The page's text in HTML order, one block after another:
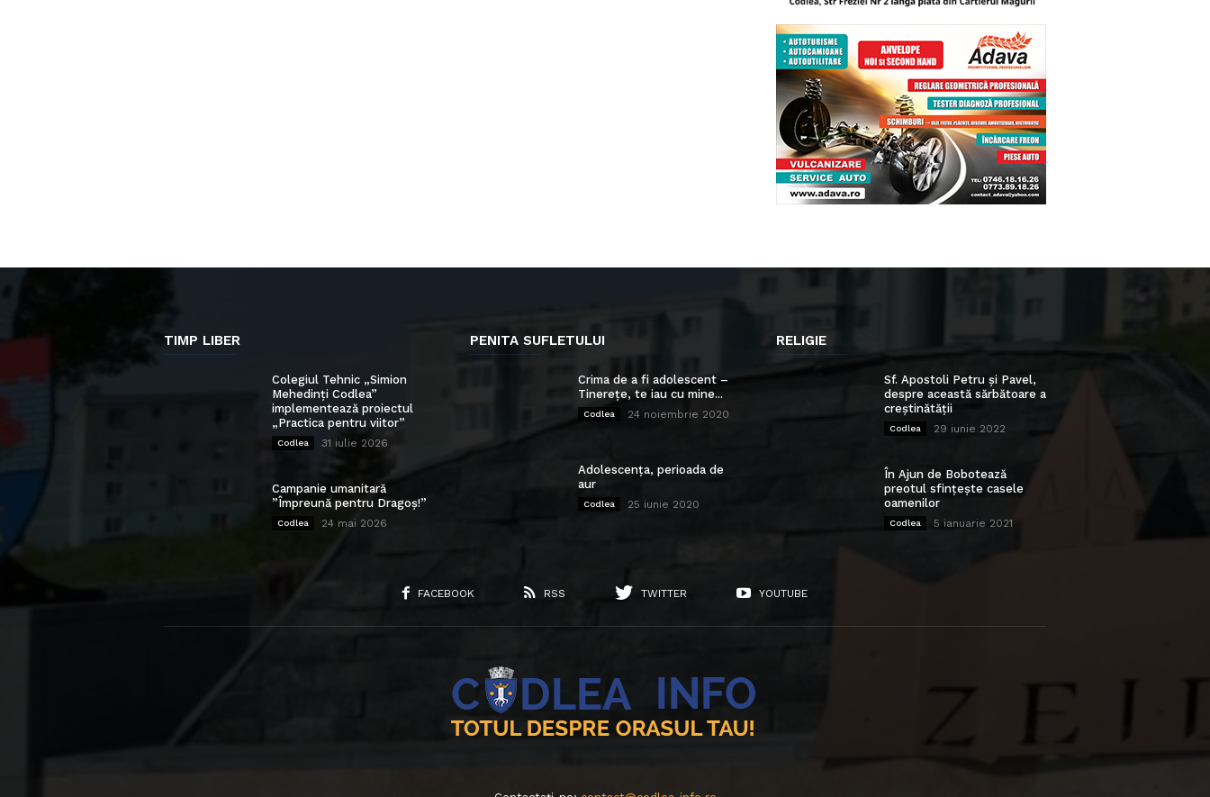
TIMP LIBER
Colegiul Tehnic „Simion
Mehedinți Codlea”
implementează proiectul
„Practica pentru viitor”
Codlea 31 iulie 2026
Campanie umanitară
”Împreună pentru Dragoș!”
Codlea 24 mai 2026
PENITA SUFLETULUI
Crima de a fi adolescent –
Tinerețe, te iau cu mine...
Codlea 24 noiembrie 2020
Adolescența, perioada de
aur
Codlea 25 iunie 2020
RELIGIE
Sf. Apostoli Petru și Pavel,
despre această sărbătoare a
creștinătății
Codlea 29 iunie 2022
În Ajun de Bobotează
preotul sfințește casele
oamenilor
Codlea 5 ianuarie 2021
FACEBOOK RSS TWITTER YOUTUBE